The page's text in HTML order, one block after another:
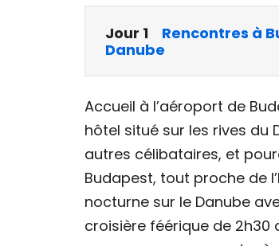
Jour 1
Rencontres à
Danube
Accueil à l’aéroport de
hôtel situé sur les rives du
autres célibataires, et
Budapest, tout proche de
nocturne sur le Danube
croisière féérique de